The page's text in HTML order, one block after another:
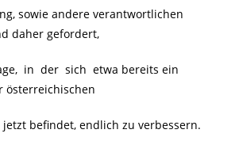
sowie andere verantwortlichen
daher gefordert,
in der sich etwa bereits ein
österreichischen
jetzt befindet, endlich zu verbessern.